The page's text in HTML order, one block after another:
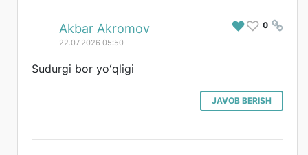
# 0
Akbar Akromov
22.07.2026 05:50
Sudurgi bor yoʻqligi
JAVOB BERISH